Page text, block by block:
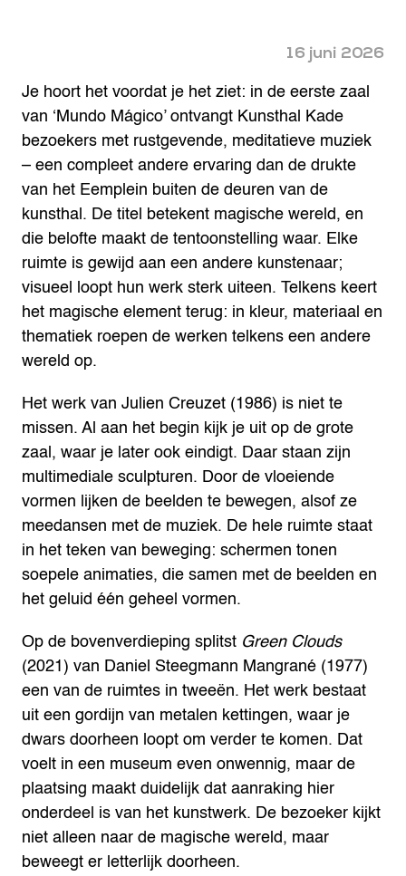
16 juni 2026
Je hoort het voordat je het ziet: in de eerste zaal
van ‘Mundo Mágico’ ontvangt Kunsthal Kade
bezoekers met rustgevende, meditatieve muziek
– een compleet andere ervaring dan de drukte
van het Eemplein buiten de deuren van de
kunsthal. De titel betekent magische wereld, en
die belofte maakt de tentoonstelling waar. Elke
ruimte is gewijd aan een andere kunstenaar;
visueel loopt hun werk sterk uiteen. Telkens keert
het magische element terug: in kleur, materiaal en
thematiek roepen de werken telkens een andere
wereld op.
Het werk van Julien Creuzet (1986) is niet te
missen. Al aan het begin kijk je uit op de grote
zaal, waar je later ook eindigt. Daar staan zijn
multimediale sculpturen. Door de vloeiende
vormen lijken de beelden te bewegen, alsof ze
meedansen met de muziek. De hele ruimte staat
in het teken van beweging: schermen tonen
soepele animaties, die samen met de beelden en
het geluid één geheel vormen.
Op de bovenverdieping splitst Green Clouds
(2021) van Daniel Steegmann Mangrané (1977)
een van de ruimtes in tweeën. Het werk bestaat
uit een gordijn van metalen kettingen, waar je
dwars doorheen loopt om verder te komen. Dat
voelt in een museum even onwennig, maar de
plaatsing maakt duidelijk dat aanraking hier
onderdeel is van het kunstwerk. De bezoeker kijkt
niet alleen naar de magische wereld, maar
beweegt er letterlijk doorheen.